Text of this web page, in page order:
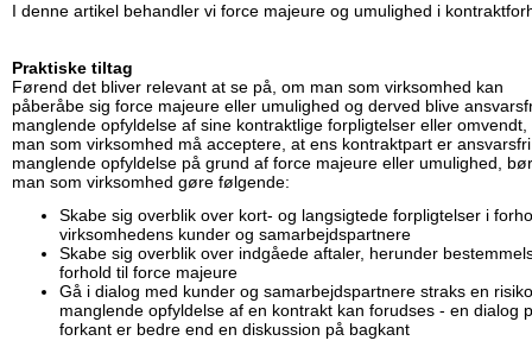
I denne artikel behandler vi force majeure og umulighed i
Praktiske tiltag
Førend det bliver relevant at se på, om man som virksomhed kan
påberåbe sig force majeure eller umulighed og derved blive
manglende opfyldelse af sine kontraktlige forpligtelser eller omvendt,
man som virksomhed må acceptere, at ens kontraktpart er
manglende opfyldelse på grund af force majeure eller umulighed, bør
man som virksomhed gøre følgende:
Skabe sig overblik over kort- og langsigtede forpligtelser i
virksomhedens kunder og samarbejdspartnere
Skabe sig overblik over indgåede aftaler, herunder
forhold til force majeure
Gå i dialog med kunder og samarbejdspartnere straks en
manglende opfyldelse af en kontrakt kan forudses - en dialog
forkant er bedre end en diskussion på bagkant